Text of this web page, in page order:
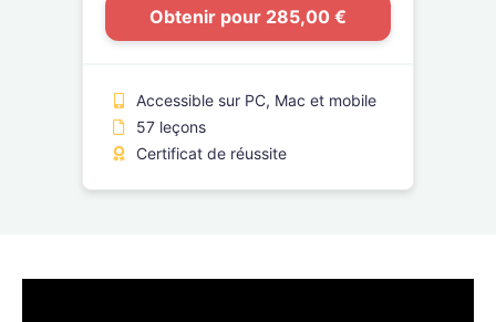
Obtenir pour 285,00 €
Accessible sur PC, Mac et mobile
57 leçons
Certificat de réussite